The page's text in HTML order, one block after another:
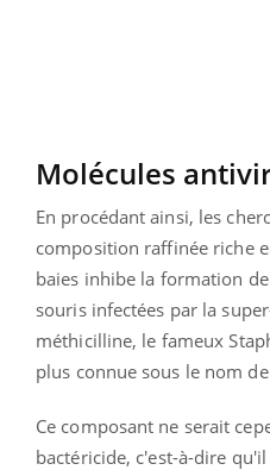
Molécules
En procédant ainsi, les
composition raffinée riche
baies inhibe la formation
souris infectées par la
méthicilline, le fameux
plus connue sous le nom
Ce composant ne serait
bactéricide, c'est-à-dire